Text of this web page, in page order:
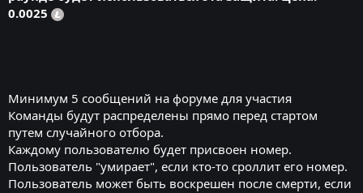
0.0025
Минимум 5 сообщений на форуме для участия
Команды будут распределены прямо перед стартом
путем случайного отбора.
Каждому пользователю будет присвоен номер.
Пользователь "умирает", если кто-то сроллит его номер.
Пользователь может быть воскрешен после смерти, если